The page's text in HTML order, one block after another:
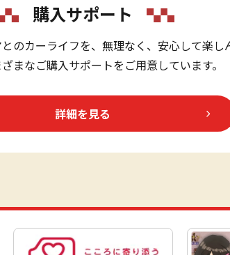
購入サポート
のカーライフを、無理なく、安心して楽し
まなご購入サポートをご用意しています。
詳細を見る